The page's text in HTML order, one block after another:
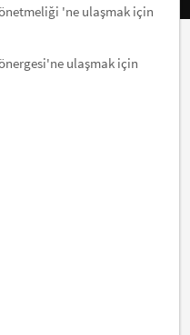
'ne ulaşmak için
ulaşmak için